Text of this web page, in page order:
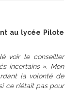
au lycée Pilote
voir le conseiller
incertains ». Mon
la volonté de
ce n’était pas pour